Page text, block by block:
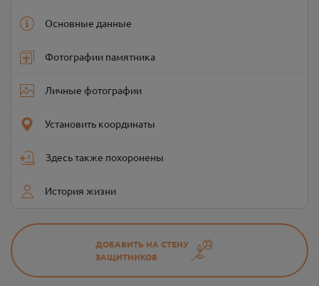
Основные данные
Фотографии памятника
Личные фотографии
Установить координаты
Здесь также похоронены
История жизни
ДОБАВИТЬ НА СТЕНУ
ЗАЩИТНИКОВ